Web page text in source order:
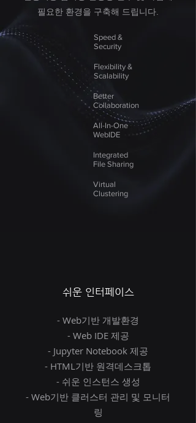
필요한 환경을 구축해 드립니다.
Speed &
Security
Flexibility &
Scalability
Better
Collaboration
All-In-One
WebIDE
Integrated
File Sharing
Virtual
Clustering
쉬운 인터페이스
- Web기반 개발환경
- Web IDE 제공
- Jupyter Notebook 제공
- HTML기반 원격데스크톱
- 쉬운 인스턴스 생성
- Web기반 클러스터 관리 및 모니터
링